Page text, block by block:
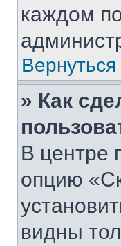
каждом
» Как
В центре
опцию
видны